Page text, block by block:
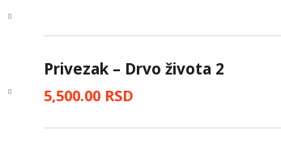
Privezak – Drvo života 2
5,500.00 RSD